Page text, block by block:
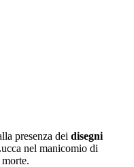
presenza dei disegni
nel manicomio di